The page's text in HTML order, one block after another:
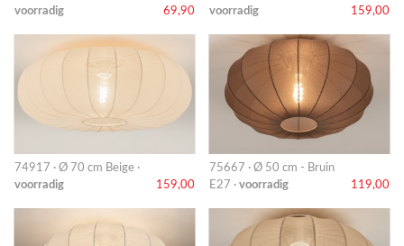
voorradig
69,90
voorradig
159,00
74917 · Ø 70 cm Beige ·
voorradig
159,00
75667 · Ø 50 cm - Bruin
E27 · voorradig 119,00